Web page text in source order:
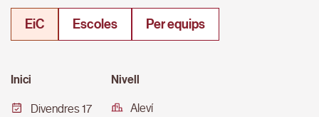
EiC Escoles Per equips
Inici
Divendres 17
Nivell
Aleví